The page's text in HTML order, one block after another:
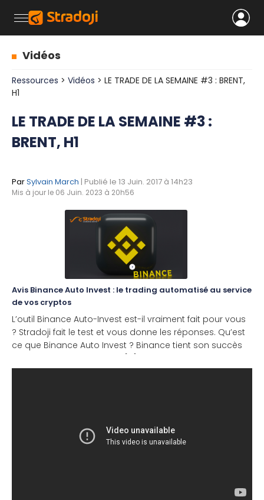
Vidéos
Ressources > Vidéos > LE TRADE DE LA SEMAINE #3 : BRENT,
H1
LE TRADE DE LA SEMAINE #3 :
BRENT, H1
ParSylvain March | Publié le 13 Juin. 2017 à 14h23
Mis à jour le 06 Juin. 2023 à 20h56
Avis Binance Auto Invest : le trading automatisé au service
de vos cryptos
L’outil Binance Auto-Invest est-il vraiment fait pour vous
? Stradoji fait le test et vous donne les réponses. Qu’est
ce que Binance Auto Invest ? Binance tient son succès